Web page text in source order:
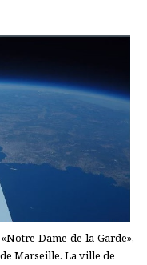
Dame-de-la-Garde»,
Marseille. La ville de